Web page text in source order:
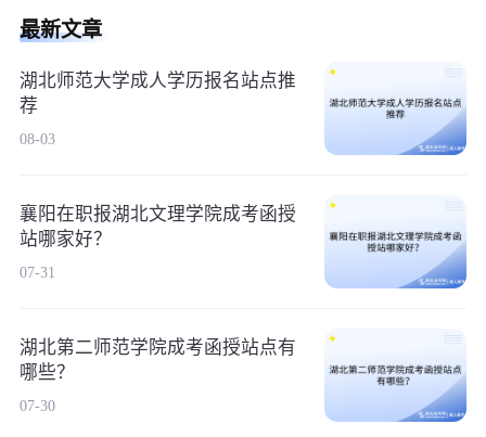
最新文章
湖北师范大学成人学历报名站点推
荐
08-03
襄阳在职报湖北文理学院成考函授
站哪家好？
07-31
湖北第二师范学院成考函授站点有
哪些？
07-30